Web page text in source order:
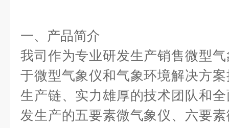
一、产品简介
我司作为专业研发生产销售微型
于微型气象仪和气象环境解决方
生产链、实力雄厚的技术团队和
发生产的五要素微气象仪、六要